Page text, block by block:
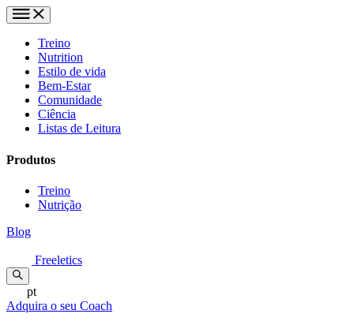
Treino
Nutrition
Estilo de vida
Bem-Estar
Comunidade
Ciência
Listas de Leitura
Produtos
Treino
Nutrição
Blog
Freeletics
pt
Adquira o seu Coach